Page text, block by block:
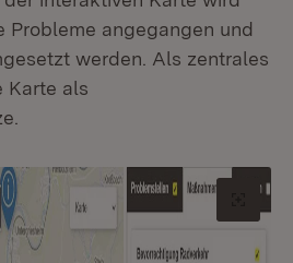
Probleme angegangen und
werden. Als zentrales
Karte als